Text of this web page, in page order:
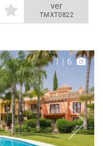
ver
TMXT0822
1 6